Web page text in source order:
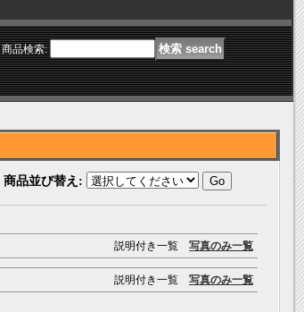
商品検索:
商品並び替え :
説明付き一覧 写真のみ一覧
説明付き一覧 写真のみ一覧